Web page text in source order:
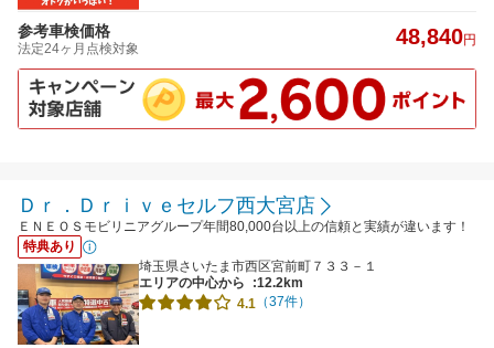
参考車検価格
法定24ヶ月点検対象 48,840円
Ｄｒ．Ｄｒｉｖｅセルフ西大宮店
ＥＮＥＯＳモビリニアグループ年間80,000台以上の信頼と実績が違います！
特典あり
埼玉県さいたま市西区宮前町７３３－１
エリアの中心から
:12.2km
4.1 （37件）